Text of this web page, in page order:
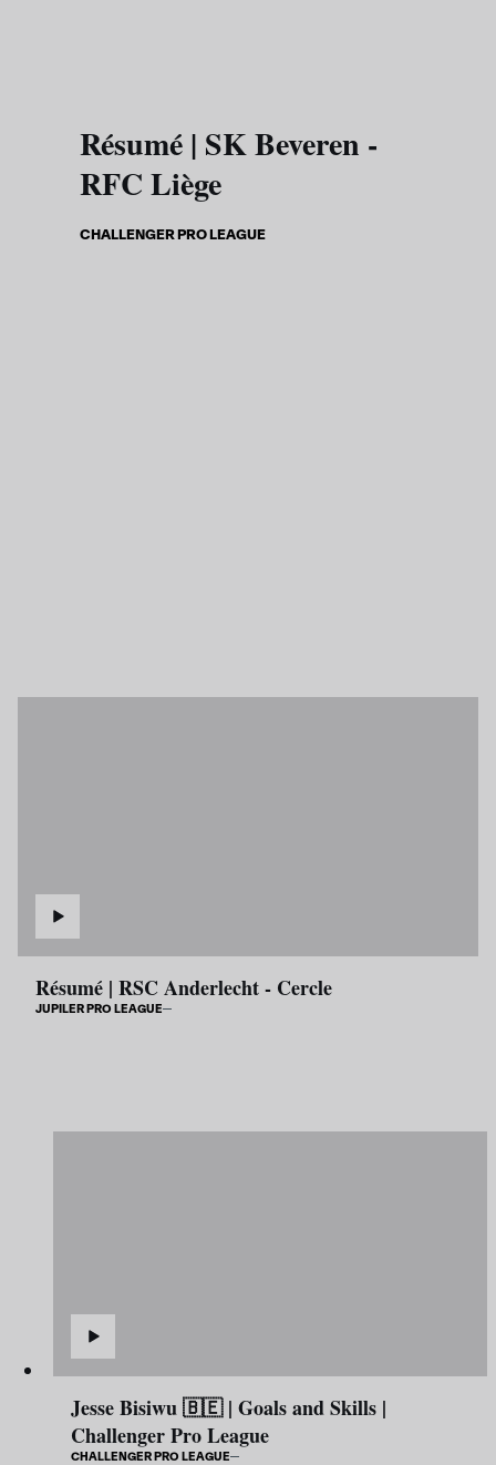
Résumé | SK Beveren -
RFC Liège
CHALLENGER PRO LEAGUE
Résumé | RSC Anderlecht - Cercle
JUPILER PRO LEAGUE
Jesse Bisiwu 🇧🇪 | Goals and Skills |
Challenger Pro League
CHALLENGER PRO LEAGUE